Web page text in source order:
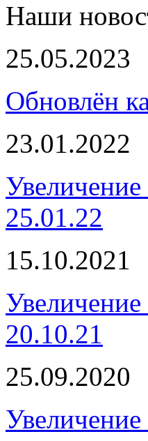
Наши
25.05.2023
Обновлён
23.01.2022
25.01.22
15.10.2021
20.10.21
25.09.2020